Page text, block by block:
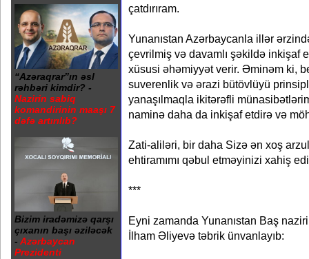
“Azəraqrar”ın əsl
rəhbəri kimdir? -
Nazirin sabiq
komandirinin maaşı 7
dəfə artırılıb?
Bizim iradəmizə qarşı
çıxanın başı əziləcək
- Azərbaycan
Prezidenti
çatdırıram.
Yunanıstan Azərbaycanla illər
çevrilmiş və davamlı şəkildə inkişaf
xüsusi əhəmiyyət verir. Əminəm ki,
suverenlik və ərazi bütövlüyü
yanaşılmaqla ikitərəfli
naminə daha da inkişaf etdirə və
Zati-aliləri, bir daha Sizə ən xoş
ehtiramımı qəbul etməyinizi xahiş
***
Eyni zamanda Yunanıstan Baş
İlham Əliyevə təbrik ünvanlayıb: